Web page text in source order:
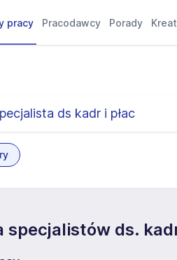
pracy Pracodawcy Porady
ds.